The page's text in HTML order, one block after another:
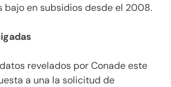
bajo en subsidios desde el 2008.
revelados por Conade este
a una la solicitud de